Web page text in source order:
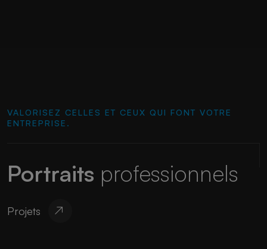
VALORISEZ CELLES ET CEUX QUI FONT VOTRE
ENTREPRISE.
Portraits professionnels
Projets